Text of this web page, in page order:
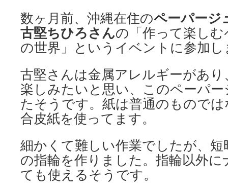
数ヶ月前、沖縄在住のペーパージ
古堅ちひろさんの「作って楽し
の世界」というイベントに参加
古堅さんは金属アレルギーがあ
楽しみたいと思い、このペーパ
たそうです。紙は普通のもので
合皮紙を使ってます。
細かくて難しい作業でしたが、
の指輪を作りました。指輪以外
ても使えるそうです。